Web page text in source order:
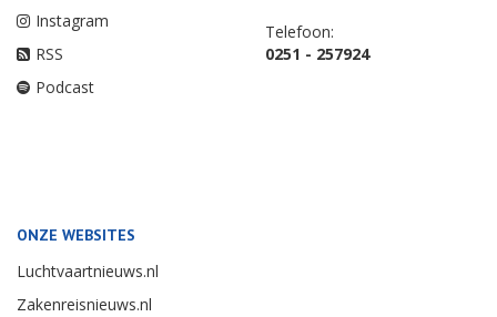
Instagram
RSS
Podcast
Telefoon:
0251 - 257924
ONZE WEBSITES
Luchtvaartnieuws.nl
Zakenreisnieuws.nl